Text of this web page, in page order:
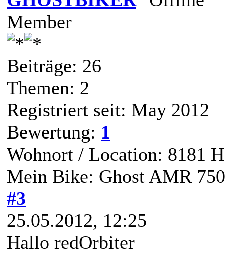
Member
Beiträge: 26
Themen: 2
Registriert seit: May 2012
Bewertung: 1
Wohnort / Location: 8181
Mein Bike: Ghost AMR
#3
25.05.2012, 12:25
Hallo redOrbiter